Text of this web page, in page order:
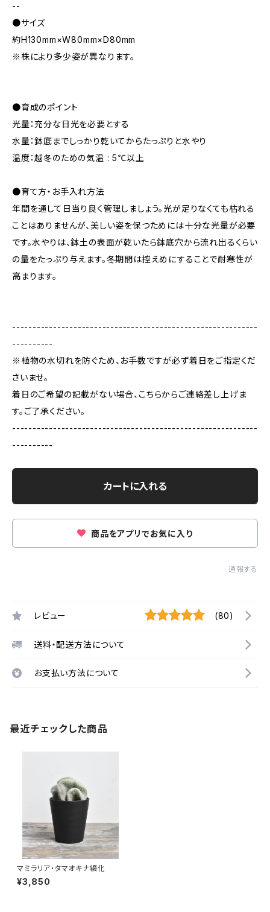
--
●サイズ
約H130mm×W80mm×D80mm
※株により多少姿が異なります。
●育成のポイント
光量：充分な日光を必要とする
水量：鉢底までしっかり乾いてからたっぷりと水やり
温度：越冬のための気温 : 5℃以上
●育て方・お手入れ方法
年間を通して日当り良く管理しましょう。光が足りなくても枯れる
ことはありませんが、美しい姿を保つためには十分な光量が必要
です。水やりは、鉢土の表面が乾いたら鉢底穴から流れ出るくらい
の量をたっぷり与えます。冬期間は控えめにすることで耐寒性が
高まります。
------------------------------------------------------------
----------
※植物の水切れを防ぐため、お手数ですが必ず着日をご指定くだ
さいませ。
着日のご希望の記載がない場合、こちらからご連絡差し上げま
す。ご了承ください。
------------------------------------------------------------
----------
カートに入れる
商品をアプリでお気に入り
通報する
レビュー (80)
送料・配送方法について
お支払い方法について
最近チェックした商品
マミラリア・タマオキナ綴化
¥3,850